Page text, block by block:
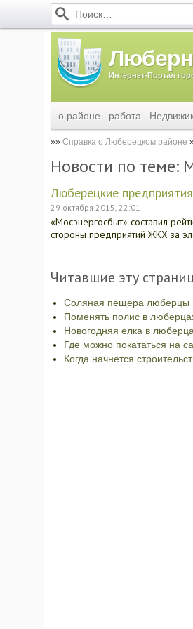
Интернет-Портал
о районе работа
Справка о Люберецком районе
Новости по теме:
Люберецкие
29 октября 2015, 22:01
«Мосэнергосбыт» составил
стороны предприятий ЖКХ за
Читавшие эту
Соляная пещера люберцы
Поменять полис в
Новогодняя елка в
Где можно покататься на
Когда начнется